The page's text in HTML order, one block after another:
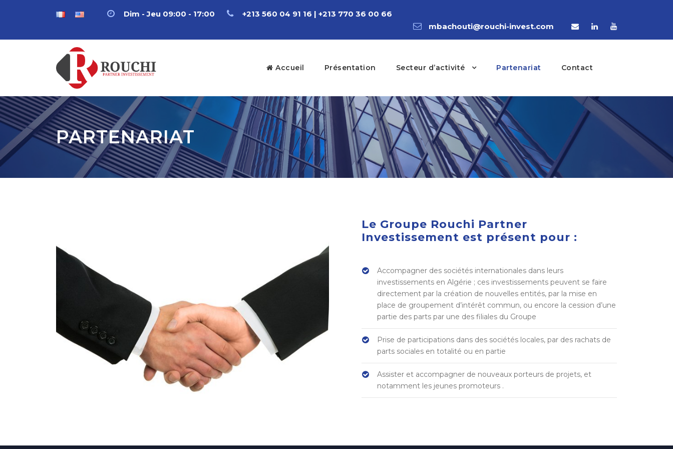
Dim - Jeu 09:00 - 17:00
+213 560 04 91 16 | +213 770 36 00 66
mbachouti@rouchi-invest.com
Accueil Présentation Secteur d’activité Partenariat Contact
PARTENARIAT
Le Groupe Rouchi Partner
Investissement est présent pour :
Accompagner des sociétés internationales dans leurs
investissements en Algérie ; ces investissements peuvent se faire
directement par la création de nouvelles entités, par la mise en
place de groupement d’intérêt commun, ou encore la cession d’une
partie des parts par une des filiales du Groupe
Prise de participations dans des sociétés locales, par des rachats de
parts sociales en totalité ou en partie
Assister et accompagner de nouveaux porteurs de projets, et
notamment les jeunes promoteurs .